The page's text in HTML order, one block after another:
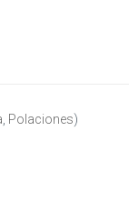
Polaciones)